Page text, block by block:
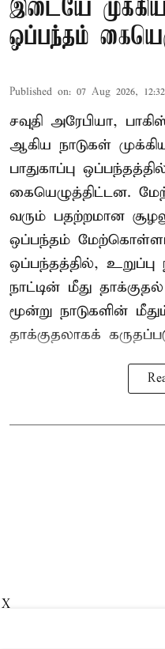
இடையே முக்கிய
ஒப்பந்தம்
Published on: 07 Aug 2026,
சவுதி அரேபியா,
ஆகிய நாடுகள்
பாதுகாப்பு
கையெழுத்திட்டன.
வரும் பதற்றமான
ஒப்பந்தம்
ஒப்பந்தத்தில், உறுப்பு
நாட்டின் மீது
மூன்று நாடுகளின்
தாக்குதலாகக்
X